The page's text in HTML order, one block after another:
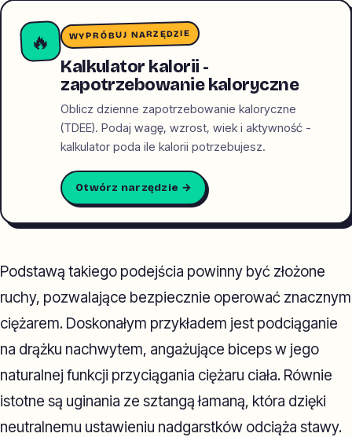
🔥 WYPRÓBUJ NARZĘDZIE
Kalkulator kalorii -
zapotrzebowanie kaloryczne
Oblicz dzienne zapotrzebowanie kaloryczne
(TDEE). Podaj wagę, wzrost, wiek i aktywność -
kalkulator poda ile kalorii potrzebujesz.
Otwórz narzędzie →
Podstawą takiego podejścia powinny być złożone
ruchy, pozwalające bezpiecznie operować znacznym
ciężarem. Doskonałym przykładem jest podciąganie
na drążku nachwytem, angażujące biceps w jego
naturalnej funkcji przyciągania ciężaru ciała. Równie
istotne są uginania ze sztangą łamaną, która dzięki
neutralnemu ustawieniu nadgarstków odciąża stawy.